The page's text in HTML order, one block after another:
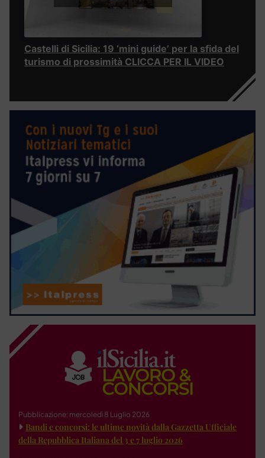
Castelli di Sicilia: 19 ‘mini guide’ per la sfida del
turismo di prossimità CLICCA PER IL VIDEO
Pubblicazione: mercoledì 8 Luglio 2026
Bandi e concorsi: le ultime novità dalla Gazzetta Ufficiale
della Repubblica Italiana del 3 e 7 luglio 2026